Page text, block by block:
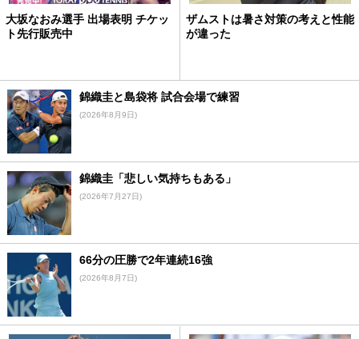
大坂なおみ選手 出場表明 チケッ
ト先行販売中
ザムストは暑さ対策の考えと性能
が違った
錦織圭と島袋将 試合会場で練習
(2026年8月9日)
錦織圭「悲しい気持ちもある」
(2026年7月27日)
66分の圧勝で2年連続16強
(2026年8月7日)